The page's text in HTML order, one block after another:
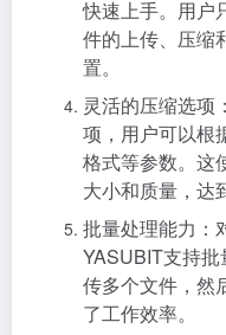
快速上手。用户
件的上传、压缩
置。
灵活的压缩选项
项，用户可以根
格式等参数。这
大小和质量，达
批量处理能力：
YASUBIT支持
传多个文件，然
了工作效率。